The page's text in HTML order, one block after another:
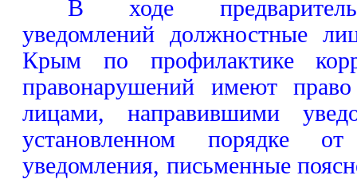
В ходе
уведомлений должностные
Крым по профилактике
правонарушений имеют
лицами, направившими
установленном порядке
уведомления, письменные